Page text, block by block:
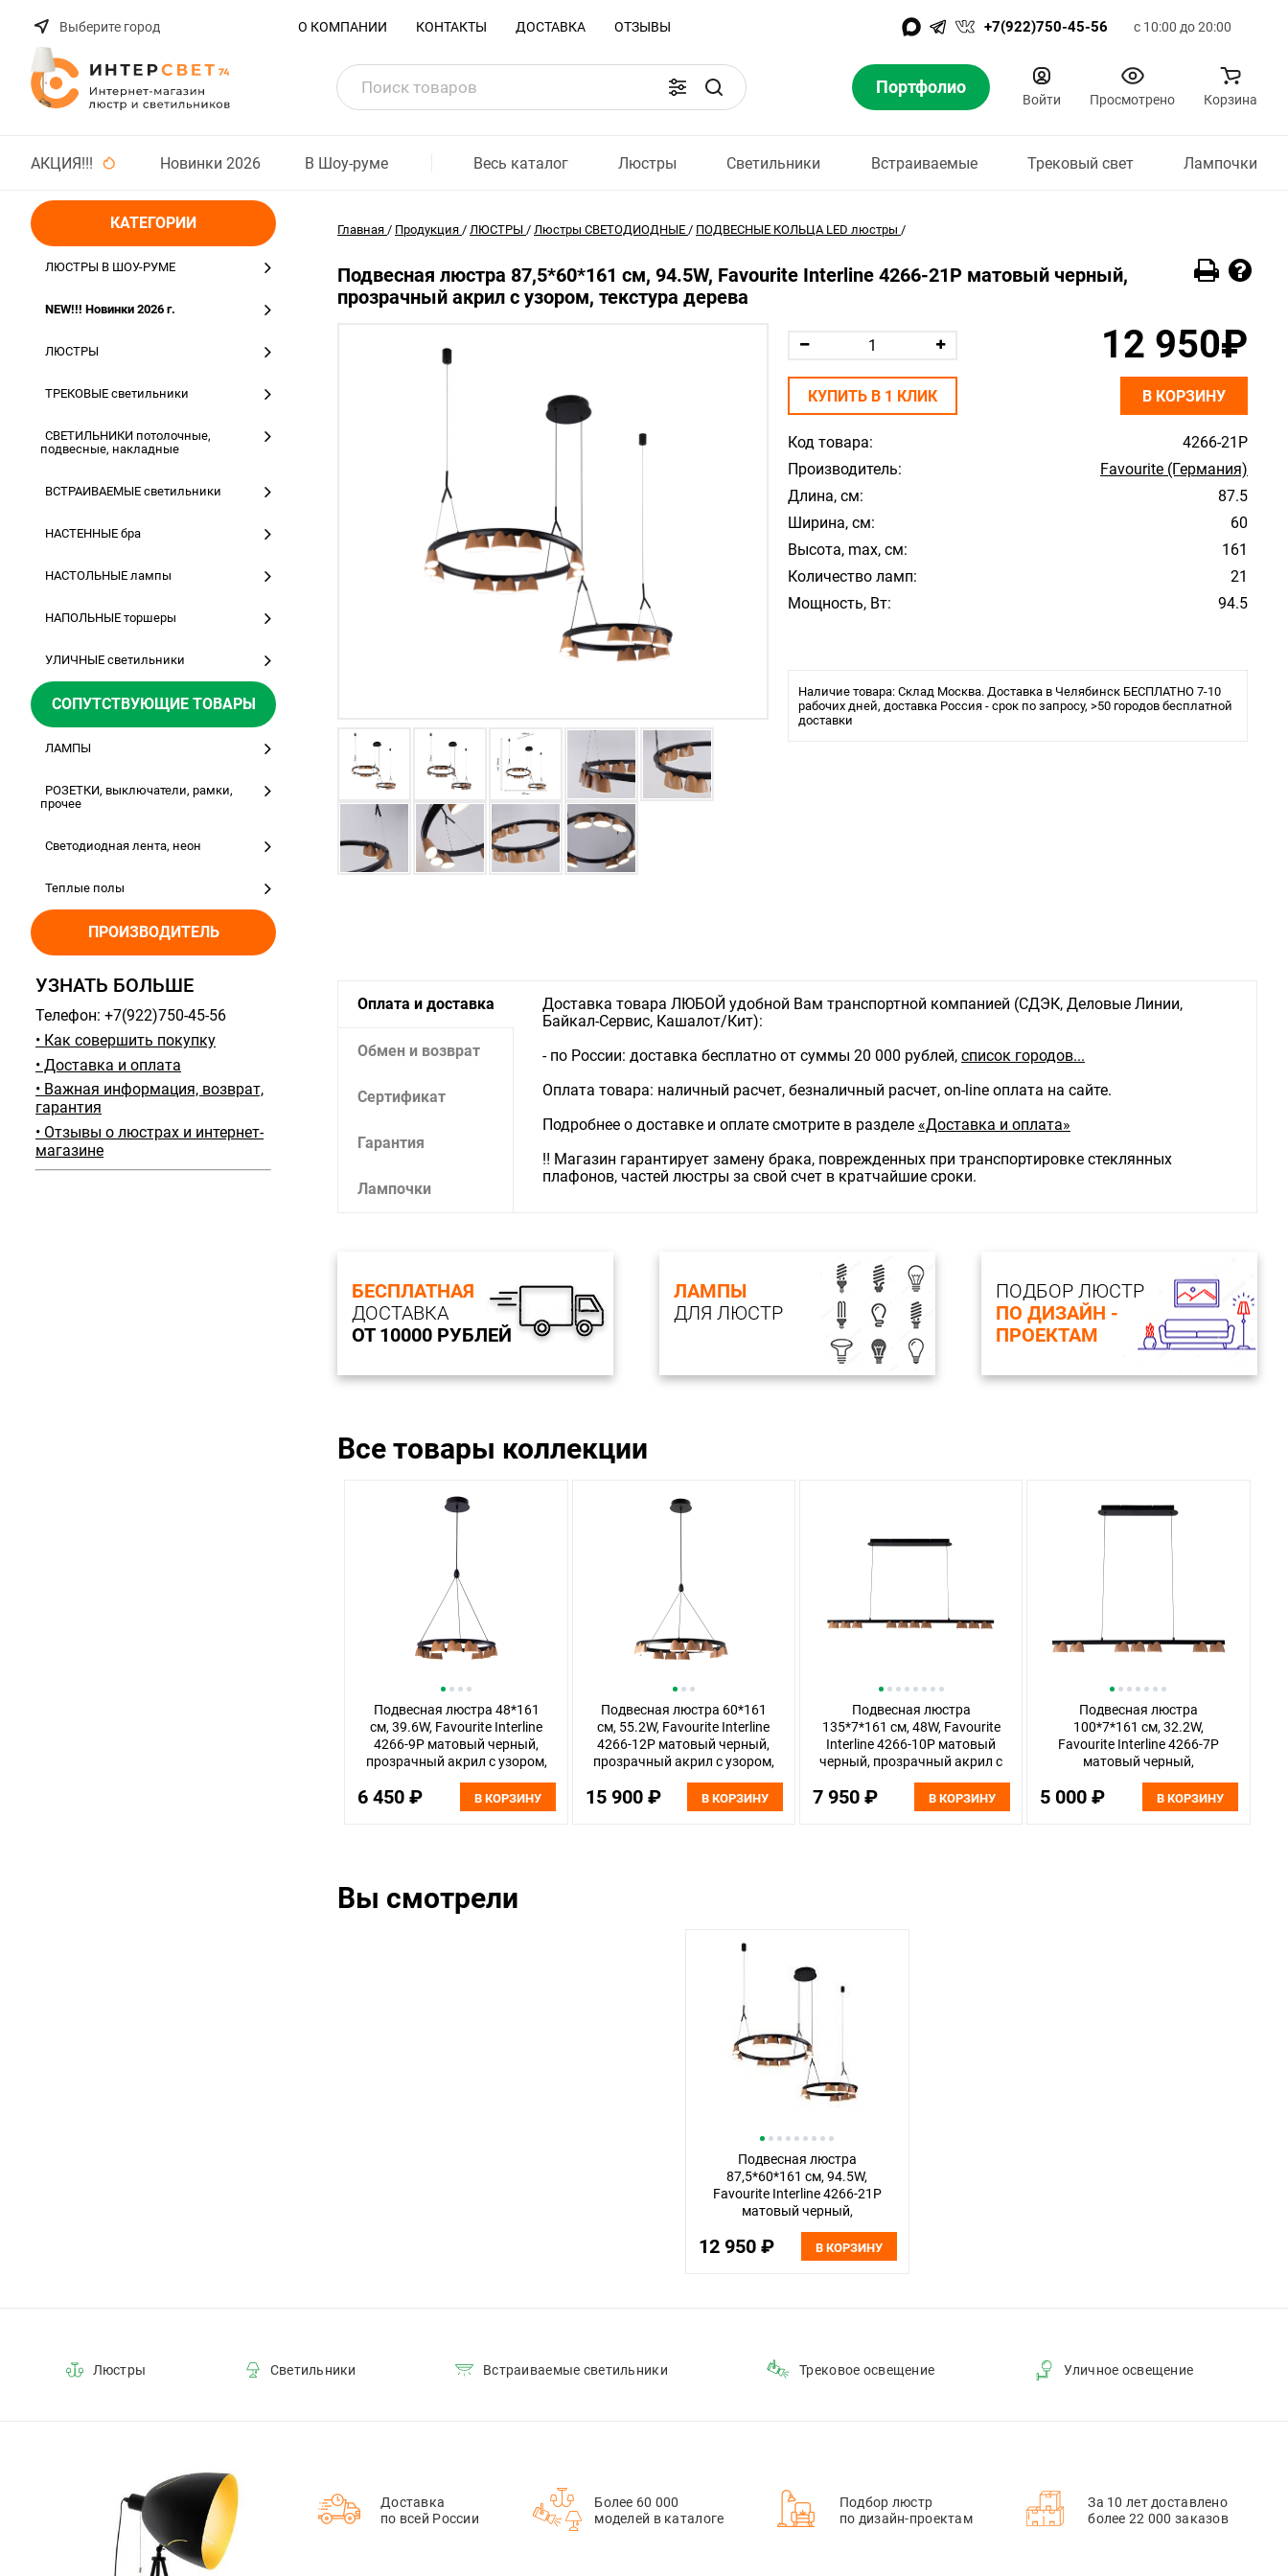
Выберите город О КОМПАНИИ КОНТАКТЫ ДОСТАВКА ОТЗЫВЫ +7(922)750-45-56 с 10:00 до 20:00
Портфолио
Войти Просмотрено Корзина
АКЦИЯ!!! Новинки 2026 В Шоу-руме Весь каталог Люстры Светильники Встраиваемые Трековый свет Лампочки
КАТЕГОРИИ
ЛЮСТРЫ В ШОУ-РУМЕ
NEW!!! Новинки 2026 г.
ЛЮСТРЫ
ТРЕКОВЫЕ светильники
СВЕТИЛЬНИКИ потолочные,
подвесные, накладные
ВСТРАИВАЕМЫЕ светильники
НАСТЕННЫЕ бра
НАСТОЛЬНЫЕ лампы
НАПОЛЬНЫЕ торшеры
УЛИЧНЫЕ светильники
СОПУТСТВУЮЩИЕ ТОВАРЫ
ЛАМПЫ
РОЗЕТКИ, выключатели, рамки,
прочее
Светодиодная лента, неон
Теплые полы
ПРОИЗВОДИТЕЛЬ
УЗНАТЬ БОЛЬШЕ
Телефон: +7(922)750-45-56
• Как совершить покупку
• Доставка и оплата
• Важная информация, возврат,
гарантия
• Отзывы о люстрах и интернет-
магазине
Главная / Продукция / ЛЮСТРЫ / Люстры СВЕТОДИОДНЫЕ / ПОДВЕСНЫЕ КОЛЬЦА LED люстры /
Подвесная люстра 87,5*60*161 см, 94.5W, Favourite Interline 4266-21P матовый черный,
прозрачный акрил с узором, текстура дерева
Код товара:
4266-21P
Производитель:
Favourite (Германия)
Длина, см:
87.5
Ширина, см:
60
Высота, max, см:
161
Количество ламп:
21
Мощность, Вт:
94.5
Наличие товара: Склад Москва. Доставка в Челябинск БЕСПЛАТНО 7-10
рабочих дней, доставка Россия - срок по запросу, >50 городов бесплатной
доставки
12 950₽
КУПИТЬ В 1 КЛИК В КОРЗИНУ
Оплата и доставка
Обмен и возврат
Сертификат
Гарантия
Лампочки
Доставка товара ЛЮБОЙ удобной Вам транспортной компанией (СДЭК, Деловые Линии,
Байкал-Сервис, Кашалот/Кит):
- по России: доставка бесплатно от суммы 20 000 рублей, список городов...
Оплата товара: наличный расчет, безналичный расчет, on-line оплата на сайте.
Подробнее о доставке и оплате смотрите в разделе «Доставка и оплата»
‼️ Магазин гарантирует замену брака, поврежденных при транспортировке стеклянных
плафонов, частей люстры за свой счет в кратчайшие сроки.
БЕСПЛАТНАЯ
ДОСТАВКА
ОТ 10000 РУБЛЕЙ
ЛАМПЫ
ДЛЯ ЛЮСТР
ПОДБОР ЛЮСТР
ПО ДИЗАЙН -
ПРОЕКТАМ
Все товары коллекции
Подвесная люстра 48*161
см, 39.6W, Favourite Interline
4266-9P матовый черный,
прозрачный акрил с узором,
6 450 ₽ В КОРЗИНУ
Подвесная люстра 60*161
см, 55.2W, Favourite Interline
4266-12P матовый черный,
прозрачный акрил с узором,
15 900 ₽ В КОРЗИНУ
Подвесная люстра
135*7*161 см, 48W, Favourite
Interline 4266-10P матовый
черный, прозрачный акрил с
7 950 ₽ В КОРЗИНУ
Подвесная люстра
100*7*161 см, 32.2W,
Favourite Interline 4266-7P
матовый черный,
текстура дерева
5 000 ₽ В КОРЗИНУ
Вы смотрели
Подвесная люстра
87,5*60*161 см, 94.5W,
Favourite Interline 4266-21P
матовый черный,
текстура дерева
12 950 ₽ В КОРЗИНУ
Люстры Светильники Встраиваемые светильники Трековое освещение Уличное освещение
Доставка
по всей России
Более 60 000
моделей в каталоге
Подбор люстр
по дизайн-проектам
За 10 лет доставлено
более 22 000 заказов